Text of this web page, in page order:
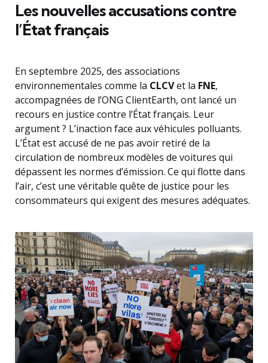
Les nouvelles accusations contre
l’État français
En septembre 2025, des associations
environnementales comme la CLCVet la FNE,
accompagnées de l’ONG ClientEarth, ont lancé un
recours en justice contre l’État français. Leur
argument ? L’inaction face aux véhicules polluants.
L’État est accusé de ne pas avoir retiré de la
circulation de nombreux modèles de voitures qui
dépassent les normes d’émission. Ce qui flotte dans
l’air, c’est une véritable quête de justice pour les
consommateurs qui exigent des mesures adéquates.